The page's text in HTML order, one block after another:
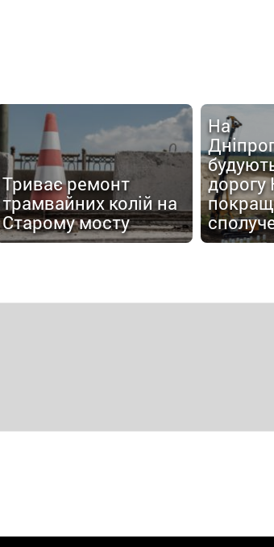
Триває ремонт
трамвайних колій на
Старому мосту
На
дорогу